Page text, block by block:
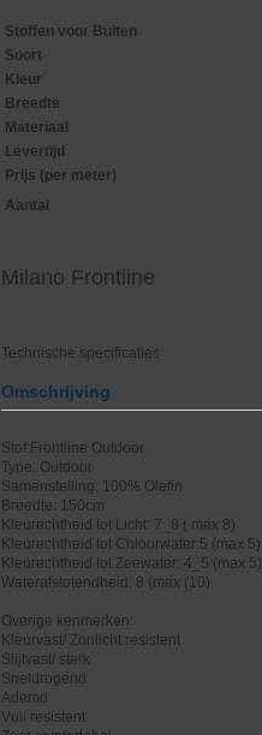
Stoffen voor Buiten
Soort
Kleur
Breedte
Materiaal
Levertijd
Prijs (per meter)
Aantal
Milano Frontline
Technische specificaties
Omschrijving
Stof:Frontline Outdoor
Type: Outdoor
Samenstelling: 100% Olefin
Breedte: 150cm
Kleurechtheid tot Licht: 7_8 ( max 8)
Kleurechtheid tot Chloorwater:5 (max 5)
Kleurechtheid tot Zeewater: 4_5 (max 5)
Waterafstotendheid: 8 (max (10)
Overige kenmerken:
Kleurvast/ Zonlicht resistent
Slijtvast/ sterk
Sneldrogend
Ademd
Vuil resistent